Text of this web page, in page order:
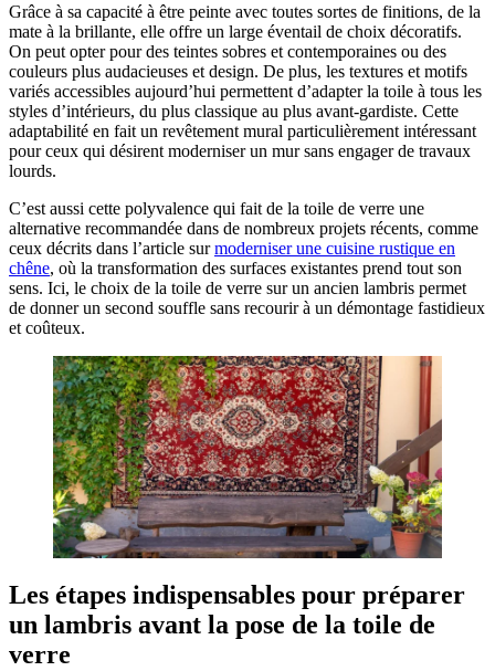
Grâce à sa capacité à être peinte avec toutes sortes de finitions, de la
mate à la brillante, elle offre un large éventail de choix décoratifs.
On peut opter pour des teintes sobres et contemporaines ou des
couleurs plus audacieuses et design. De plus, les textures et motifs
variés accessibles aujourd’hui permettent d’adapter la toile à tous les
styles d’intérieurs, du plus classique au plus avant-gardiste. Cette
adaptabilité en fait un revêtement mural particulièrement intéressant
pour ceux qui désirent moderniser un mur sans engager de travaux
lourds.
C’est aussi cette polyvalence qui fait de la toile de verre une
alternative recommandée dans de nombreux projets récents, comme
ceux décrits dans l’article surmoderniser une cuisine rustique en
chêne, où la transformation des surfaces existantes prend tout son
sens. Ici, le choix de la toile de verre sur un ancien lambris permet
de donner un second souffle sans recourir à un démontage fastidieux
et coûteux.
Les étapes indispensables pour préparer
un lambris avant la pose de la toile de
verre